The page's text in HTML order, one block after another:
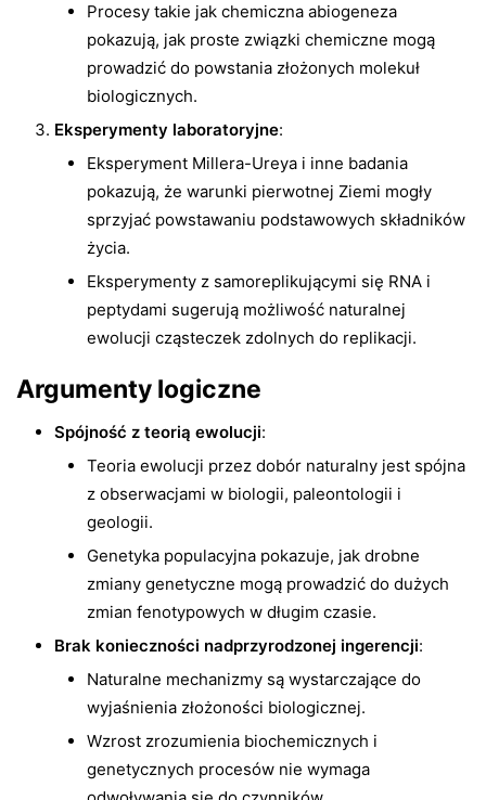
Procesy takie jak chemiczna abiogeneza
pokazują, jak proste związki chemiczne mogą
prowadzić do powstania złożonych molekuł
biologicznych.
Eksperymenty laboratoryjne:
Eksperyment Millera-Ureya i inne badania
pokazują, że warunki pierwotnej Ziemi mogły
sprzyjać powstawaniu podstawowych składników
życia.
Eksperymenty z samoreplikującymi się RNA i
peptydami sugerują możliwość naturalnej
ewolucji cząsteczek zdolnych do replikacji.
Argumenty logiczne
Spójność z teorią ewolucji:
Teoria ewolucji przez dobór naturalny jest spójna
z obserwacjami w biologii, paleontologii i
geologii.
Genetyka populacyjna pokazuje, jak drobne
zmiany genetyczne mogą prowadzić do dużych
zmian fenotypowych w długim czasie.
Brak konieczności nadprzyrodzonej ingerencji:
Naturalne mechanizmy są wystarczające do
wyjaśnienia złożoności biologicznej.
Wzrost zrozumienia biochemicznych i
genetycznych procesów nie wymaga